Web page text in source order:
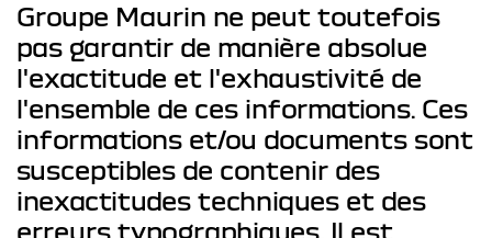
Groupe Maurin ne peut toutefois
pas garantir de manière absolue
l'exactitude et l'exhaustivité de
l'ensemble de ces informations. Ces
informations et/ou documents sont
susceptibles de contenir des
inexactitudes techniques et des
erreurs typographiques. Il est